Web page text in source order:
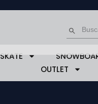
Botón de
SKATE
OUTLET